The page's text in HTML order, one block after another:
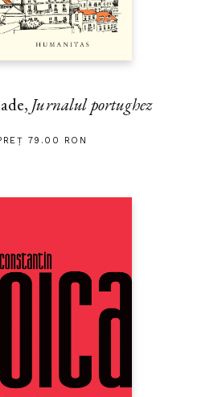
Jurnalul portughez
79.00 RON